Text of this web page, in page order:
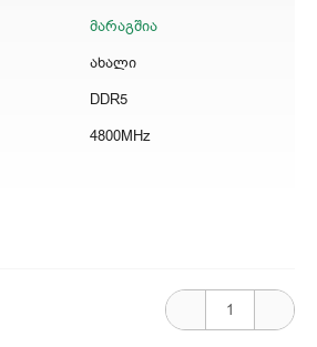
მარაგშია
ახალი
DDR5
4800MHz